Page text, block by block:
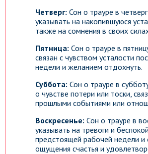
Четверг: Сон о трауре в
указывать на накопившуюся
также на сомнения в своих
Пятница: Сон о трауре в
связан с чувством усталости
недели и желанием отдохнуть.
Суббота: Сон о трауре в
о чувстве потери или тоски,
прошлыми событиями или
Воскресенье: Сон о трауре в
указывать на тревоги и
предстоящей рабочей недели и
ощущения счастья и